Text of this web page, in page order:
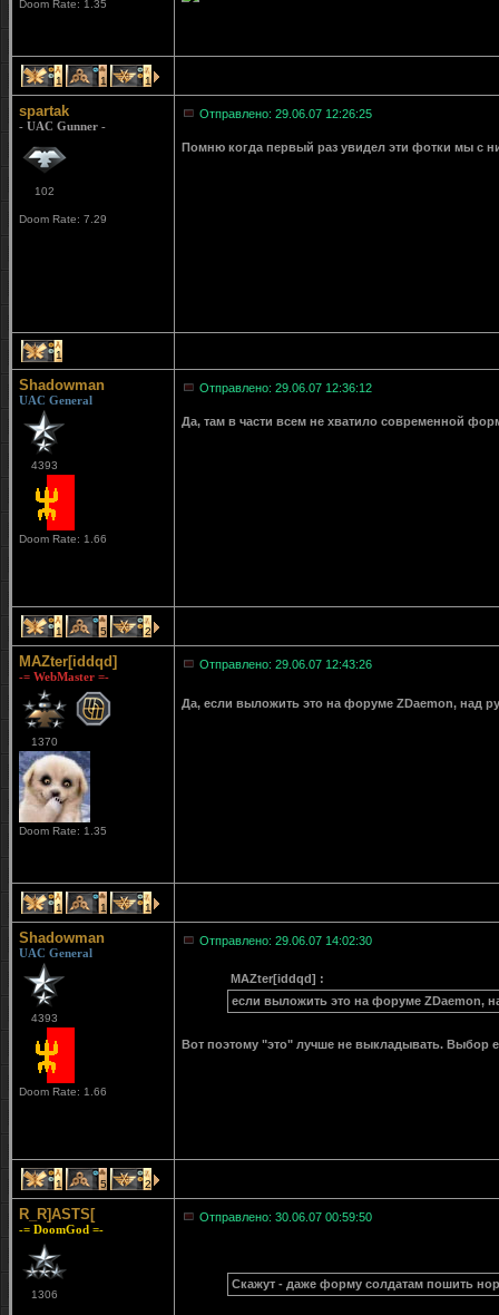
Doom Rate: 1.35
1 1 1
spartak
- UAC Gunner -
102
Doom Rate: 7.29
Отправлено: 29.06.07 12:26:25
Помню когда первый раз увидел эти фотки мы с
1
Shadowman
UAC General
4393
Doom Rate: 1.66
Отправлено: 29.06.07 12:36:12
Да, там в части всем не хватило современной
1 5 2
MAZter[iddqd]
-= WebMaster =-
1370
Doom Rate: 1.35
Отправлено: 29.06.07 12:43:26
Да, если выложить это на форуме ZDaemon, над
1 1 1
Shadowman
UAC General
4393
Doom Rate: 1.66
Отправлено: 29.06.07 14:02:30
MAZter[iddqd] :
если выложить это на форуме ZDaemon,
Вот поэтому "это" лучше не выкладывать. Выбор
1 5 2
R_R]ASTS[
-= DoomGod =-
1306
Отправлено: 30.06.07 00:59:50
Скажут - даже форму солдатам пошить